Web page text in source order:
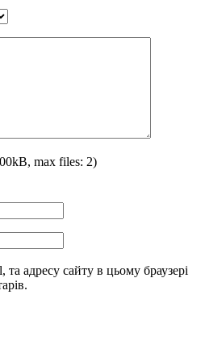
розподіліть по шкірі та ретельно
max files: 2)
та адресу сайту в цьому браузері